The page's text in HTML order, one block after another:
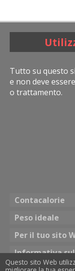
Tutto su questo
e non deve
o trattamento.
Contacalorie
Peso ideale
Per il tuo sito
Informativa
Questo sito Web